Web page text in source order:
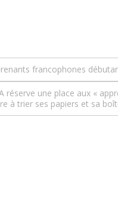
francophones
une place aux «
à trier ses papiers et sa